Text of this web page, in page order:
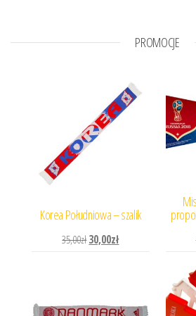
PROMOCJE
Korea Południowa – szalik
35,00złPierwotna cena wynosiła:
30,00złAktualna cena